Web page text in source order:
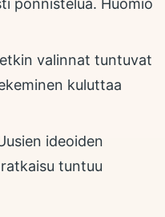
ponnistelua. Huomio
valinnat tuntuvat
kuluttaa
ideoiden
tuntuu